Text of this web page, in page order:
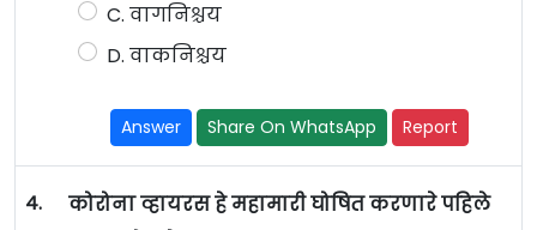
C. वागनिश्चय
D. वाकनिश्चय
Answer Share On WhatsApp Report
4.
कोरोना व्हायरस हे महामारी घोषित करणारे पहिले